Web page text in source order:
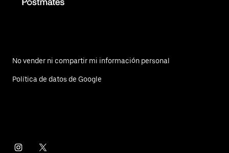
No vender ni compartir mi información personal
Política de datos de Google